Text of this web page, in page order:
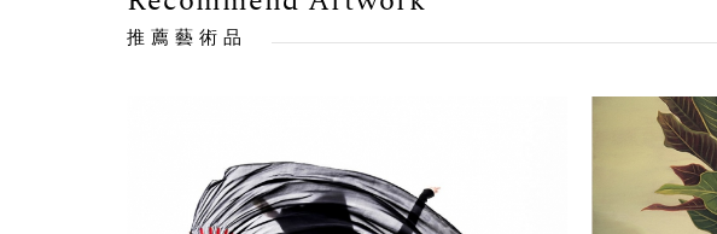
推薦藝術品